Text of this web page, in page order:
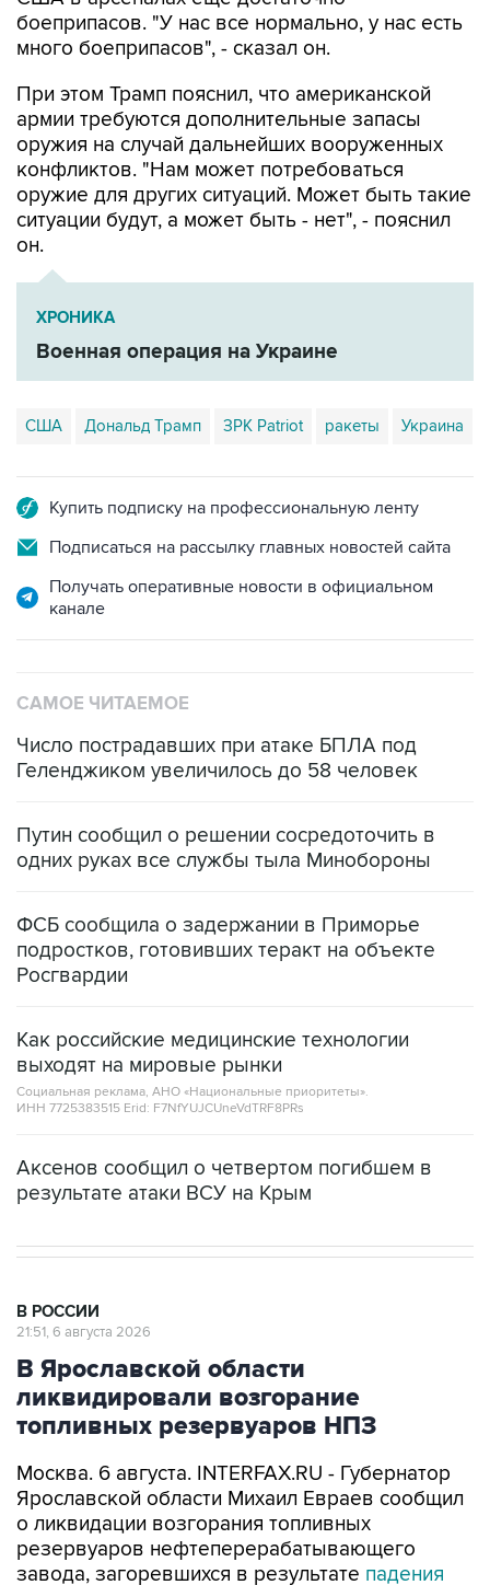
При этом Трамп пояснил, что американской
оружия на случай дальнейших вооруженных
конфликтов. "Нам может потребоваться
оружие для других ситуаций. Может быть такие
ситуации будут, а может быть - нет", - пояснил
он.
ХРОНИКА
Военная операция на Украине
США Дональд Трамп ЗРК Patriot ракеты Украина
Подписаться на рассылку главных новостей сайта
Получать оперативные новости в официальном
канале
Число пострадавших при атаке БПЛА под
Путин сообщил о решении сосредоточить в
ФСБ сообщила о задержании в Приморье
Росгвардии
Как российские медицинские технологии
Социальная реклама, АНО «Национальные приоритеты».
ИНН 7725383515 Erid: F7NfYUJCUneVdTRF8PRs
В Ярославской области
ликвидировали возгорание
топливных резервуаров НПЗ
Москва. 6 августа. INTERFAX.RU - Губернатор
о ликвидации возгорания топливных
резервуаров нефтеперерабатывающего
завода, загоревшихся в результатепадения
обломковбеспилотников.